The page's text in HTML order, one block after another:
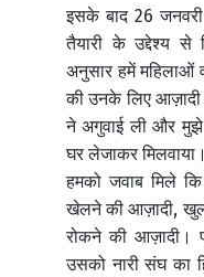
इसके बाद 26
तैयारी के उद्देश्य
अनुसार हमें महिलाओं
की उनके लिए आज़ादी
ने अगुवाई ली और
घर लेजाकर
हमको जवाब मिले
खेलने की आज़ादी,
रोकने की आज़ादी।
उसको नारी संघ का